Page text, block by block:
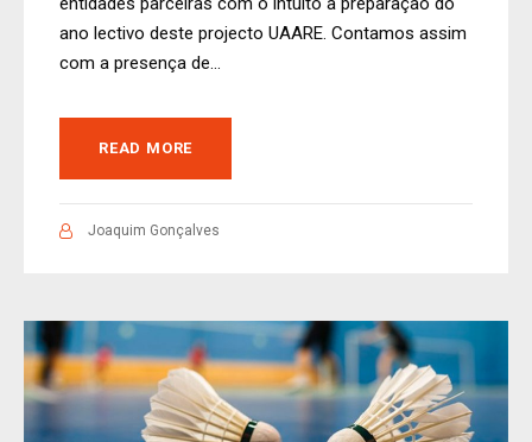
ano lectivo deste projecto UAARE. Contamos assim
com a presença de...
READ MORE
Joaquim Gonçalves